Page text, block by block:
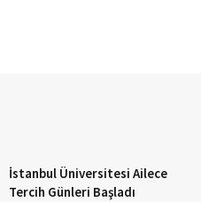
İstanbul Üniversitesi Ailece
Tercih Günleri Başladı